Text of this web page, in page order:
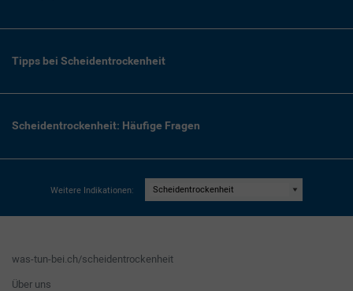
Tipps bei Scheidentrockenheit
Scheidentrockenheit: Häufige Fragen
Weitere Indikationen:
was-tun-bei.ch/scheidentrockenheit
Über uns